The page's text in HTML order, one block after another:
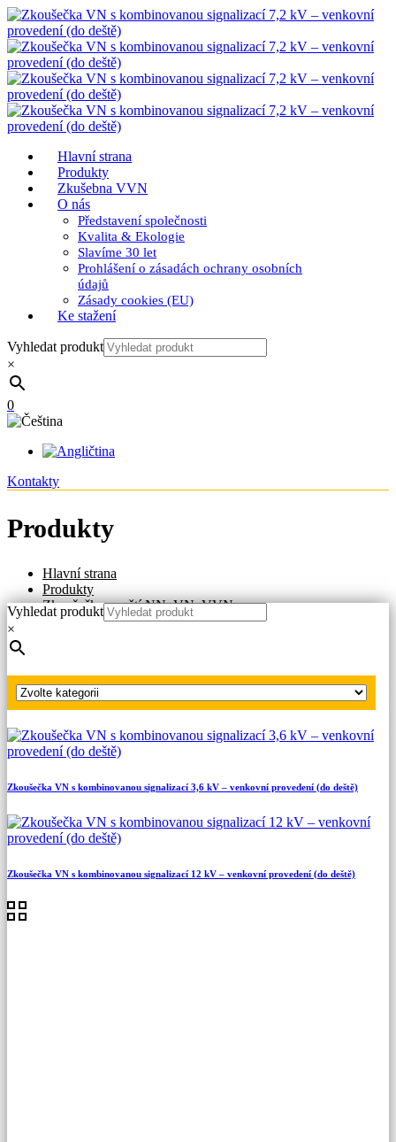
Hlavní strana
Produkty
Zkušebna VVN
O nás
Představení společnosti
Kvalita & Ekologie
Slavíme 30 let
Prohlášení o zásadách ochrany osobních
údajů
Zásady cookies (EU)
Ke stažení
Vyhledat produkt
×
0
Kontakty
Produkty
Hlavní strana
Produkty
Zkoušečky napětí NN, VN, VVN
Zkoušečky VN, VVN s kombinovanou signalizací -
Vyhledat produkt
×
Zkoušečka VN s kombinovanou signalizací 3,6 kV – venkovní provedení (do deště)
Zkoušečka VN s kombinovanou signalizací 12 kV – venkovní provedení (do deště)